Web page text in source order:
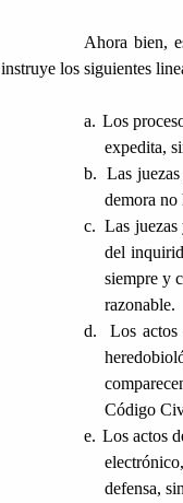
Ahora bien,
instruye los siguientes
a. Los
expedita,
b. Las
demora no
c. Las juezas
del
siempre y
razonable.
d.
Los actos
Código
e. Los actos
defensa,